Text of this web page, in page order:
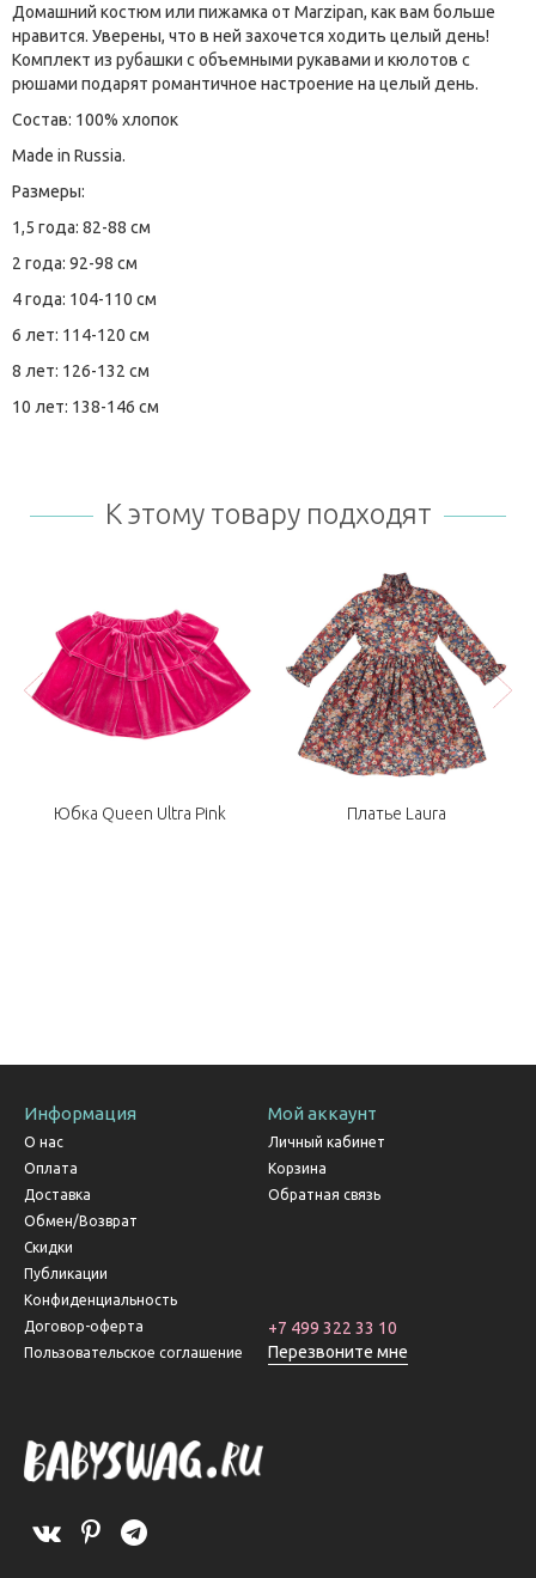
Домашний костюм или пижамка от Marzipan, как вам больше
нравится. Уверены, что в ней захочется ходить целый день!
Комплект из рубашки с объемными рукавами и кюлотов с
рюшами подарят романтичное настроение на целый день.
Состав: 100% хлопок
Made in Russia.
Размеры:
1,5 года: 82-88 см
2 года: 92-98 см
4 года: 104-110 см
6 лет: 114-120 см
8 лет: 126-132 см
10 лет: 138-146 см
К этому товару подходят
Юбка Queen Ultra Pink Платье Laura
Информация
О нас
Оплата
Доставка
Обмен/Возврат
Скидки
Публикации
Конфиденциальность
Договор-оферта
Пользовательское соглашение
Мой аккаунт
Личный кабинет
Корзина
Обратная связь
+7 499 322 33 10
Перезвоните мне